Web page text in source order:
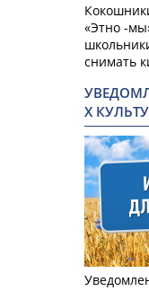
«Этно -
снимать
Х